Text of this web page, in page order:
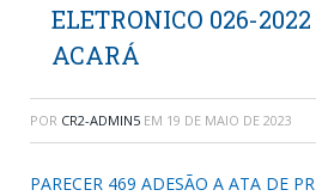
ELETRONICO 026-
ACARÁ
POR CR2-ADMIN5 EM 19 DE MAIO DE 2023
PARECER 469 ADESÃO A ATA DE